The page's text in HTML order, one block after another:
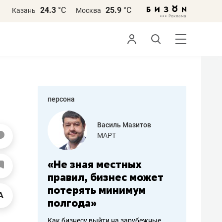
Казань 24.3 °С Москва 25.9 °С
персона
работа
Василь Мазитов
МАРТ
«Не зная местных
правил, бизнес может
потерять минимум
полгода»